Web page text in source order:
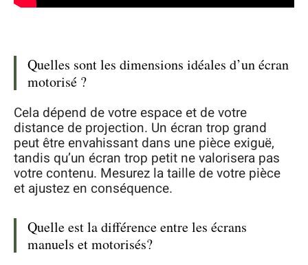
Quelles sont les dimensions idéales d’un écran
motorisé ?
Cela dépend de votre espace et de votre
distance de projection. Un écran trop grand
peut être envahissant dans une pièce exiguë,
tandis qu’un écran trop petit ne valorisera pas
votre contenu. Mesurez la taille de votre pièce
et ajustez en conséquence.
Quelle est la différence entre les écrans
manuels et motorisés?